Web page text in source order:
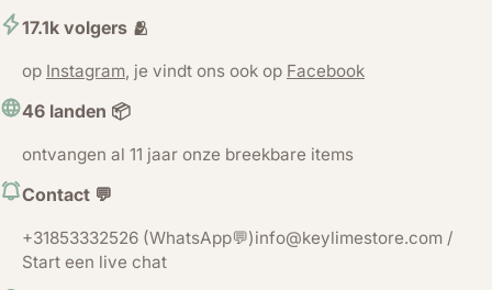
17.1k volgers 🫂
op Instagram, je vindt ons ook op Facebook
46 landen 📦
ontvangen al 11 jaar onze breekbare items
Contact 💬
+31853332526 (WhatsApp💬)info@keylimestore.com /
Start een live chat